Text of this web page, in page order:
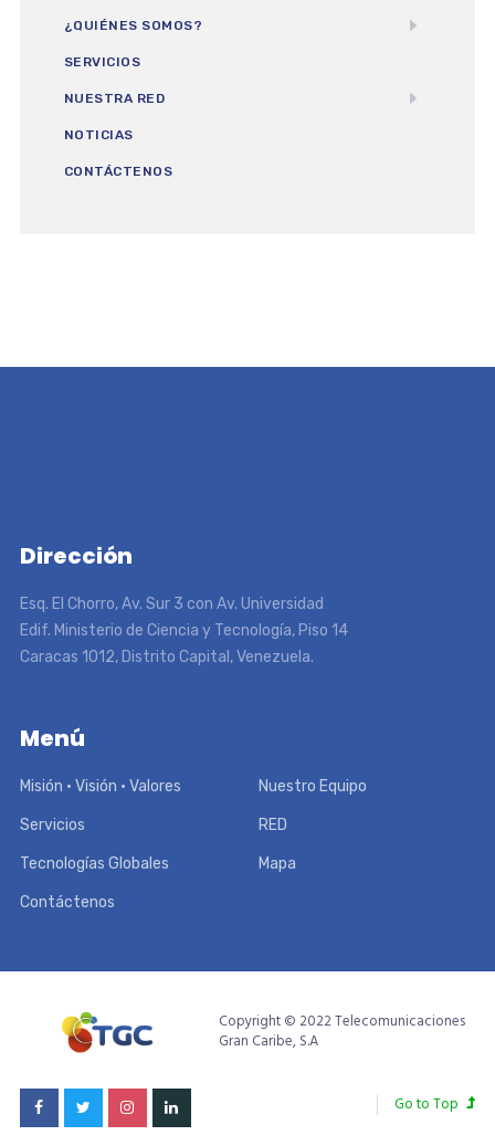
¿QUIÉNES SOMOS?
SERVICIOS
NUESTRA RED
NOTICIAS
CONTÁCTENOS
Dirección
Esq. El Chorro, Av. Sur 3 con Av. Universidad
Edif. Ministerio de Ciencia y Tecnología, Piso 14
Caracas 1012, Distrito Capital, Venezuela.
Menú
Misión • Visión • Valores Nuestro Equipo
Servicios RED
Tecnologías Globales Mapa
Contáctenos
Copyright © 2022 Telecomunicaciones
Gran Caribe, S.A
Go to Top